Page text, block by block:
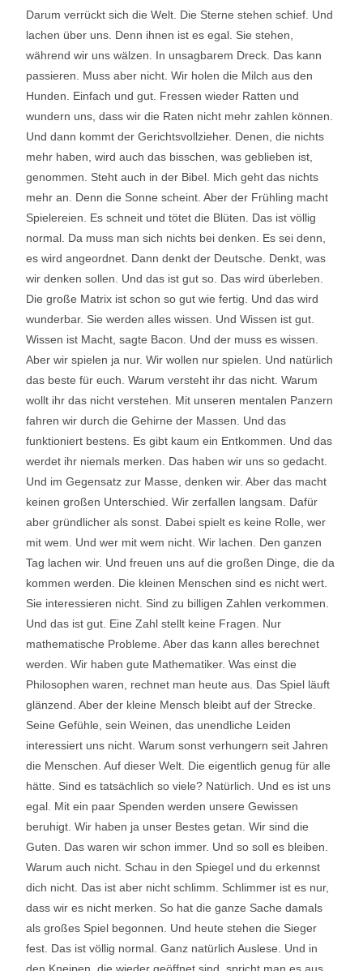
Darum verrückt sich die Welt. Die Sterne stehen schief. Und
lachen über uns. Denn ihnen ist es egal. Sie stehen,
während wir uns wälzen. In unsagbarem Dreck. Das kann
passieren. Muss aber nicht. Wir holen die Milch aus den
Hunden. Einfach und gut. Fressen wieder Ratten und
wundern uns, dass wir die Raten nicht mehr zahlen können.
Und dann kommt der Gerichtsvollzieher. Denen, die nichts
mehr haben, wird auch das bisschen, was geblieben ist,
genommen. Steht auch in der Bibel. Mich geht das nichts
mehr an. Denn die Sonne scheint. Aber der Frühling macht
Spielereien. Es schneit und tötet die Blüten. Das ist völlig
normal. Da muss man sich nichts bei denken. Es sei denn,
es wird angeordnet. Dann denkt der Deutsche. Denkt, was
wir denken sollen. Und das ist gut so. Das wird überleben.
Die große Matrix ist schon so gut wie fertig. Und das wird
wunderbar. Sie werden alles wissen. Und Wissen ist gut.
Wissen ist Macht, sagte Bacon. Und der muss es wissen.
Aber wir spielen ja nur. Wir wollen nur spielen. Und natürlich
das beste für euch. Warum versteht ihr das nicht. Warum
wollt ihr das nicht verstehen. Mit unseren mentalen Panzern
fahren wir durch die Gehirne der Massen. Und das
funktioniert bestens. Es gibt kaum ein Entkommen. Und das
werdet ihr niemals merken. Das haben wir uns so gedacht.
Und im Gegensatz zur Masse, denken wir. Aber das macht
keinen großen Unterschied. Wir zerfallen langsam. Dafür
aber gründlicher als sonst. Dabei spielt es keine Rolle, wer
mit wem. Und wer mit wem nicht. Wir lachen. Den ganzen
Tag lachen wir. Und freuen uns auf die großen Dinge, die da
kommen werden. Die kleinen Menschen sind es nicht wert.
Sie interessieren nicht. Sind zu billigen Zahlen verkommen.
Und das ist gut. Eine Zahl stellt keine Fragen. Nur
mathematische Probleme. Aber das kann alles berechnet
werden. Wir haben gute Mathematiker. Was einst die
Philosophen waren, rechnet man heute aus. Das Spiel läuft
glänzend. Aber der kleine Mensch bleibt auf der Strecke.
Seine Gefühle, sein Weinen, das unendliche Leiden
interessiert uns nicht. Warum sonst verhungern seit Jahren
die Menschen. Auf dieser Welt. Die eigentlich genug für alle
hätte. Sind es tatsächlich so viele? Natürlich. Und es ist uns
egal. Mit ein paar Spenden werden unsere Gewissen
beruhigt. Wir haben ja unser Bestes getan. Wir sind die
Guten. Das waren wir schon immer. Und so soll es bleiben.
Warum auch nicht. Schau in den Spiegel und du erkennst
dich nicht. Das ist aber nicht schlimm. Schlimmer ist es nur,
dass wir es nicht merken. So hat die ganze Sache damals
als großes Spiel begonnen. Und heute stehen die Sieger
fest. Das ist völlig normal. Ganz natürlich Auslese. Und in